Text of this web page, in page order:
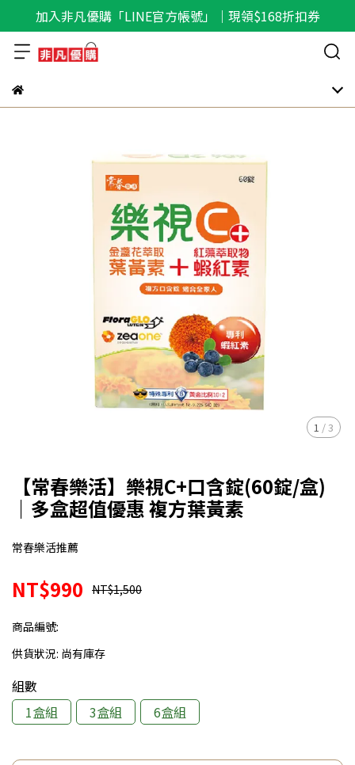
加入非凡優購「LINE官方帳號」｜現領$168折扣券
1 /3
【常春樂活】樂視C+口含錠(60錠/盒)
｜多盒超值優惠 複方葉黃素
常春樂活推薦
NT$990 NT$1,500
商品編號:
供貨狀況: 尚有庫存
組數
1盒組
3盒組 6盒組